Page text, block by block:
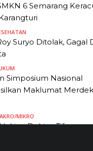
6 Semarang
Suryo Ditolak, Gagal
Simposium Nasional
Maklumat
MIKRO
Dokter Tifa